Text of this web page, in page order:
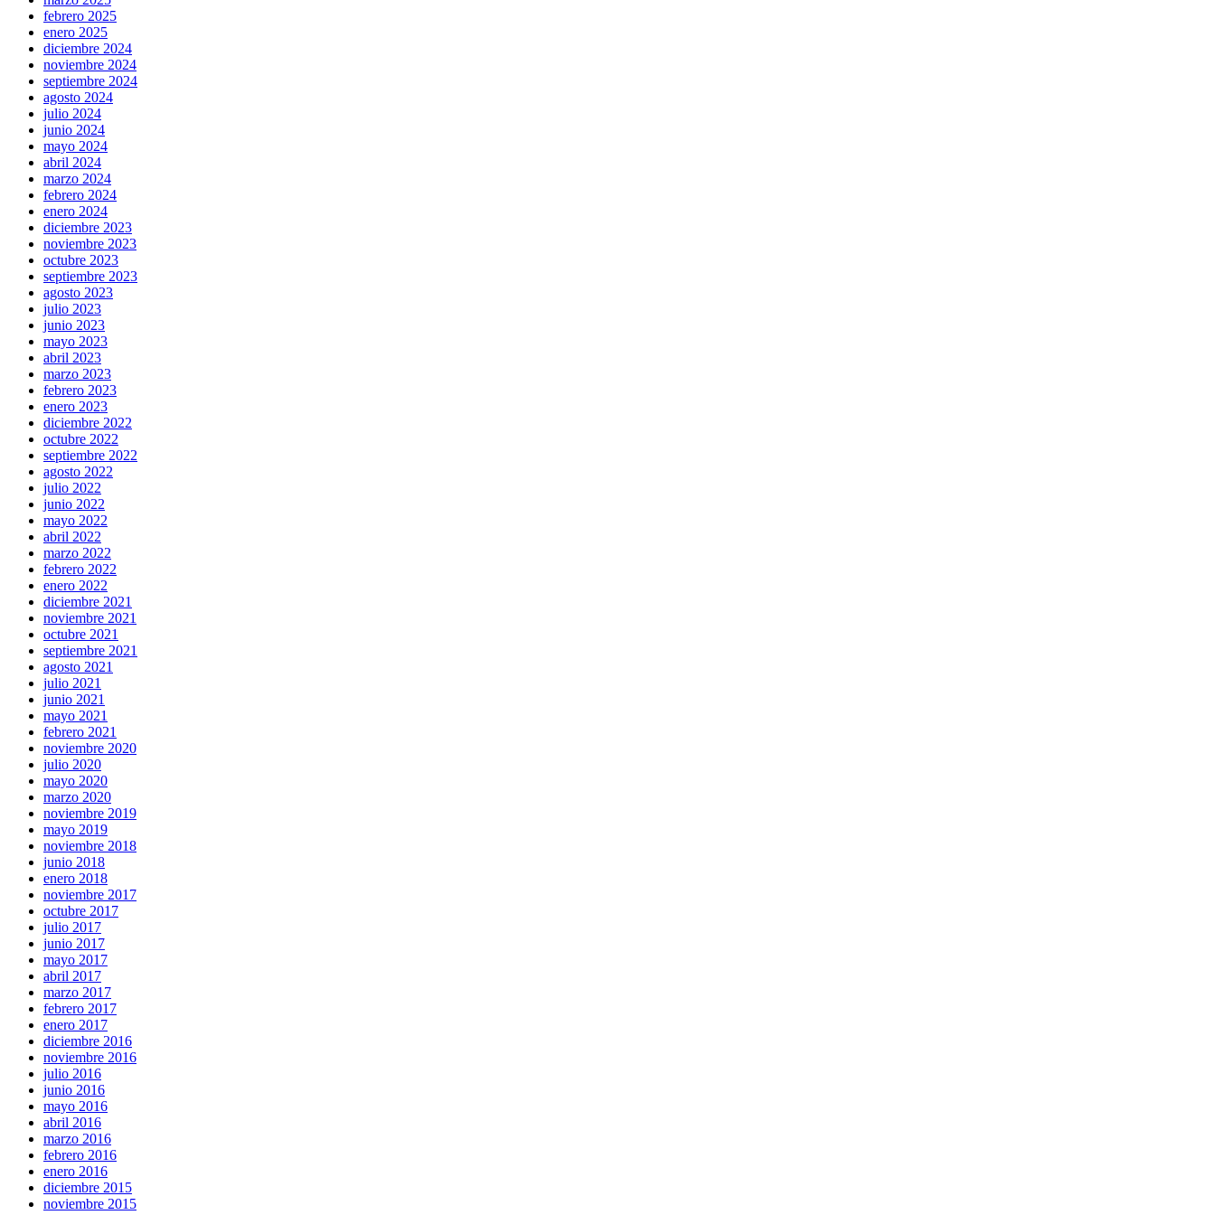
febrero 2025
enero 2025
diciembre 2024
noviembre 2024
septiembre 2024
agosto 2024
julio 2024
junio 2024
mayo 2024
abril 2024
marzo 2024
febrero 2024
enero 2024
diciembre 2023
noviembre 2023
octubre 2023
septiembre 2023
agosto 2023
julio 2023
junio 2023
mayo 2023
abril 2023
marzo 2023
febrero 2023
enero 2023
diciembre 2022
octubre 2022
septiembre 2022
agosto 2022
julio 2022
junio 2022
mayo 2022
abril 2022
marzo 2022
febrero 2022
enero 2022
diciembre 2021
noviembre 2021
octubre 2021
septiembre 2021
agosto 2021
julio 2021
junio 2021
mayo 2021
febrero 2021
noviembre 2020
julio 2020
mayo 2020
marzo 2020
noviembre 2019
mayo 2019
noviembre 2018
junio 2018
enero 2018
noviembre 2017
octubre 2017
julio 2017
junio 2017
mayo 2017
abril 2017
marzo 2017
febrero 2017
enero 2017
diciembre 2016
noviembre 2016
julio 2016
junio 2016
mayo 2016
abril 2016
marzo 2016
febrero 2016
enero 2016
diciembre 2015
noviembre 2015